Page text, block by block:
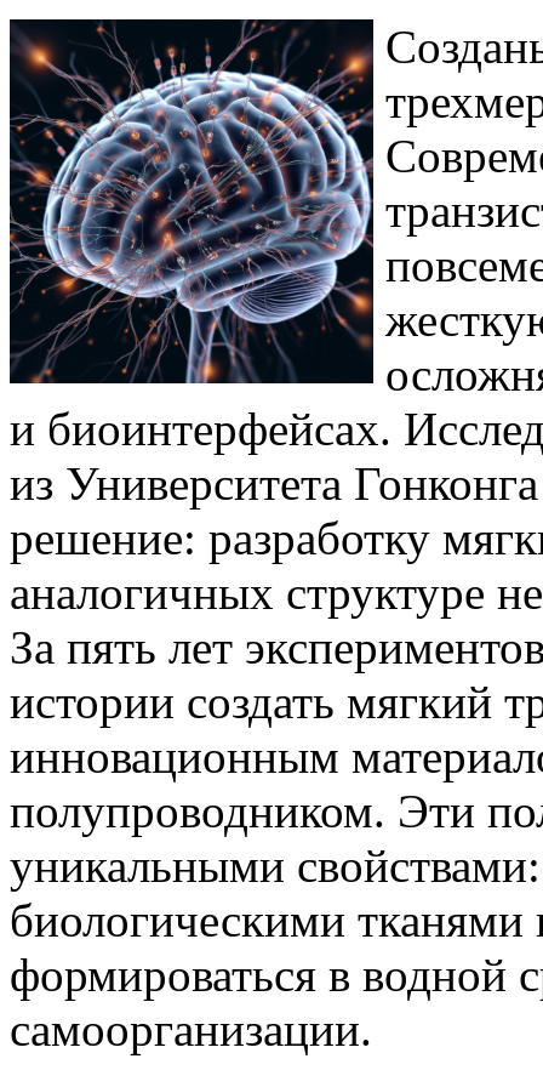
и биоинтерфейсах.
из Университета
решение: разработку
аналогичных структуре
За пять лет
истории создать мягкий
инновационным
полупроводником. Эти
уникальными
биологическими
формироваться в водной
самоорганизации.